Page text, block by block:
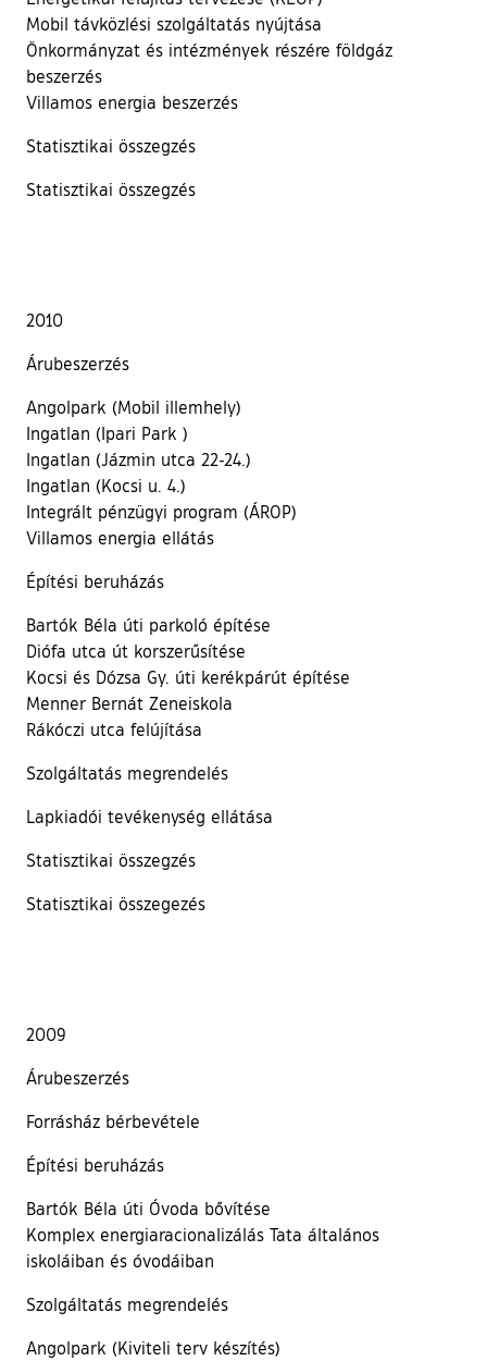
Mobil távközlési szolgáltatás nyújtása
Önkormányzat és intézmények részére földgáz
beszerzés
Villamos energia beszerzés
Statisztikai összegzés
Statisztikai összegzés
2010
Árubeszerzés
Angolpark (Mobil illemhely)
Ingatlan (Ipari Park )
Ingatlan (Jázmin utca 22-24.)
Ingatlan (Kocsi u. 4.)
Integrált pénzügyi program (ÁROP)
Villamos energia ellátás
Építési beruházás
Bartók Béla úti parkoló építése
Diófa utca út korszerűsítése
Kocsi és Dózsa Gy. úti kerékpárút építése
Menner Bernát Zeneiskola
Rákóczi utca felújítása
Szolgáltatás megrendelés
Lapkiadói tevékenység ellátása
Statisztikai összegzés
Statisztikai összegezés
2009
Árubeszerzés
Forrásház bérbevétele
Építési beruházás
Bartók Béla úti Óvoda bővítése
Komplex energiaracionalizálás Tata általános
iskoláiban és óvodáiban
Szolgáltatás megrendelés
Angolpark (Kiviteli terv készítés)